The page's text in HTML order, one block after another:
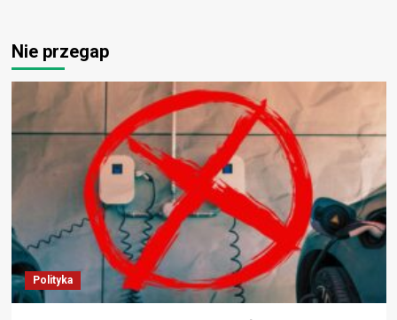
Nie przegap
Polityka